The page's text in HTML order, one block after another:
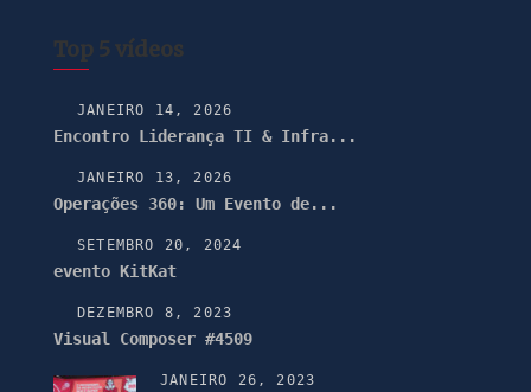
Top 5 vídeos
JANEIRO 14, 2026
Encontro Liderança TI & Infra...
JANEIRO 13, 2026
Operações 360: Um Evento de...
SETEMBRO 20, 2024
evento KitKat
DEZEMBRO 8, 2023
Visual Composer #4509
JANEIRO 26, 2023